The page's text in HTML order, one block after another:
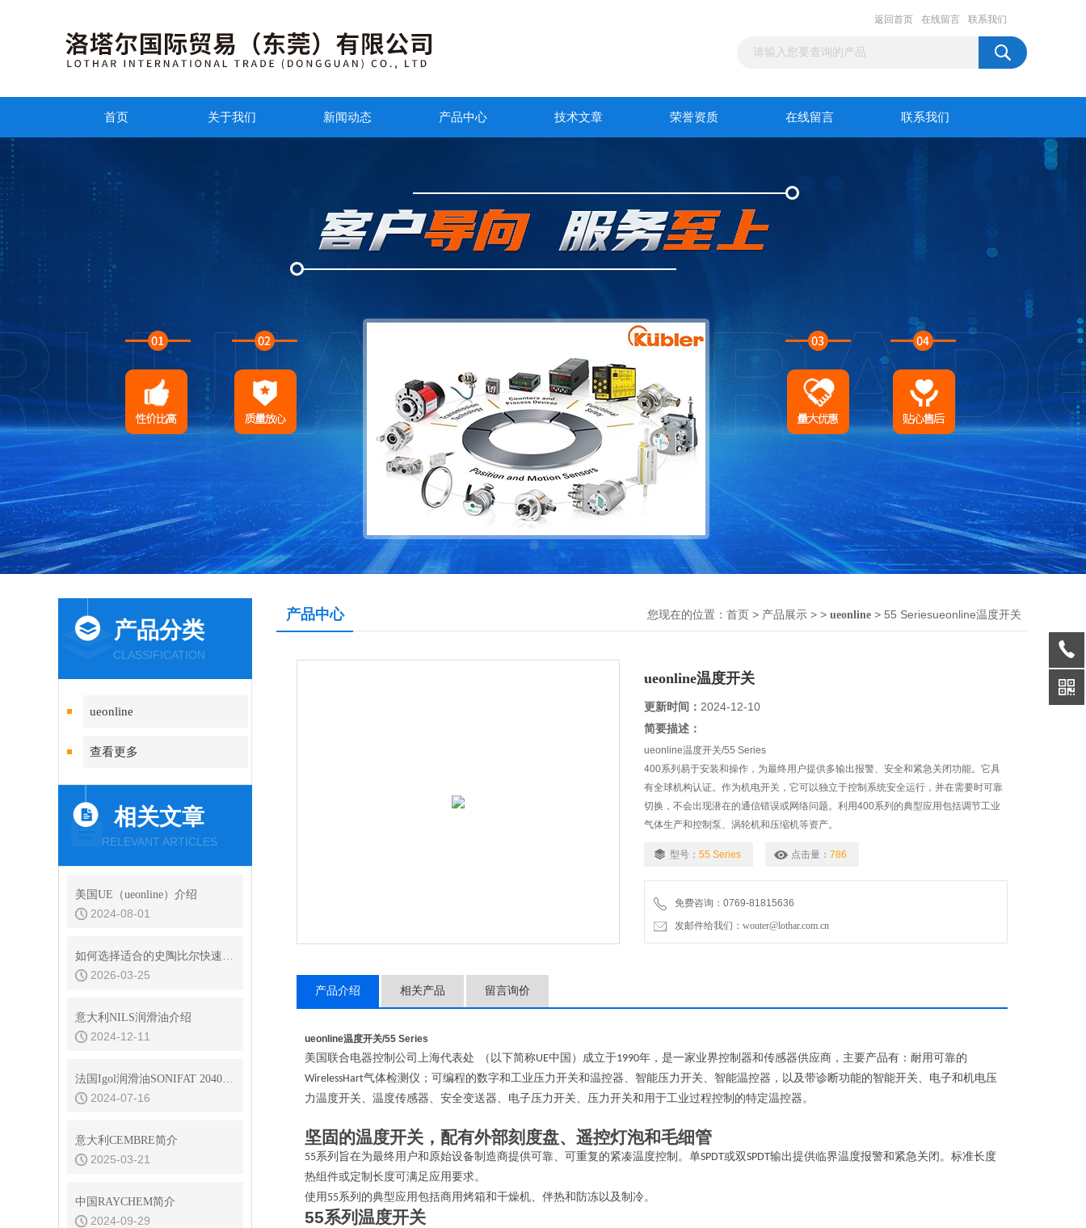
返回首页 在线留言 联系我们
首页 关于我们 新闻动态 产品中心 技术文章 荣誉资质 在线留言 联系我们
产品分类
CLASSIFICATION
ueonline
查看更多
相关文章
RELEVANT ARTICLES
美国UE（ueonline）介绍
2024-08-01
如何选择适合的史陶比尔快速接头？
2026-03-25
意大利NILS润滑油介绍
2024-12-11
法国Igol润滑油SONIFAT 2040DW
2024-07-16
意大利CEMBRE简介
2025-03-21
中国RAYCHEM简介
2024-09-29
产品中心 您现在的位置： 首页 > 产品展示 > > ueonline > 55 Seriesueonline温度开关
ueonline温度开关
更新时间： 2024-12-10
简要描述：
ueonline温度开关/55 Series
400系列易于安装和操作，为最终用户提供多输出报警、安全和紧急关闭功能。它具
有全球机构认证。作为机电开关，它可以独立于控制系统安全运行，并在需要时可靠
切换，不会出现潜在的通信错误或网络问题。利用400系列的典型应用包括调节工业
气体生产和控制泵、涡轮机和压缩机等资产。
型号： 55 Series 点击量： 786
免费咨询：0769-81815636
发邮件给我们：wouter@lothar.com.cn
产品介绍 相关产品 留言询价
ueonline温度开关/55 Series
美国联合电器控制公司上海代表处 （以下简称UE中国）成立于1990年，是一家业界控制器和传感器供应商，主要产品有：耐用可靠的
WirelessHart气体检测仪；可编程的数字和工业压力开关和温控器、智能压力开关、智能温控器，以及带诊断功能的智能开关、电子和机电压
力温度开关、温度传感器、安全变送器、电子压力开关、压力开关和用于工业过程控制的特定温控器。
坚固的温度开关，配有外部刻度盘、遥控灯泡和毛细管
55系列旨在为最终用户和原始设备制造商提供可靠、可重复的紧凑温度控制。单SPDT或双SPDT输出提供临界温度报警和紧急关闭。标准长度
热组件或定制长度可满足应用要求。
使用 55系列的典型应用包括商用烤箱和干燥机、伴热和防冻以及制冷。
55系列温度开关